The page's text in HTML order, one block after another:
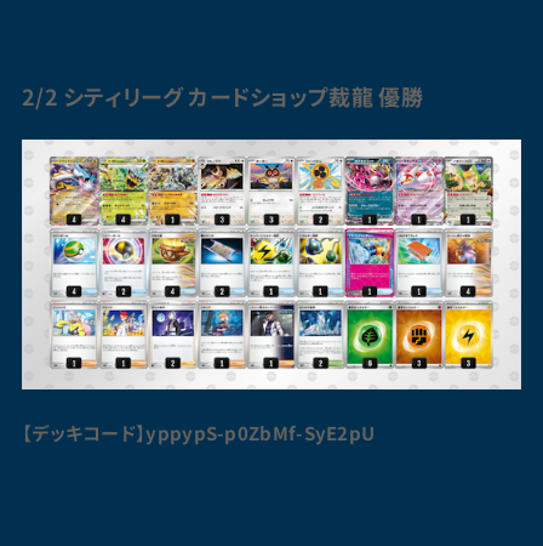
2/2 シティリーグ カードショップ裁龍 優勝
【デッキコード】yppypS-p0ZbMf-SyE2pU